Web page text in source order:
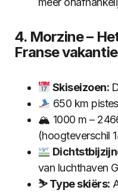
4. Morzine –
Franse
Skiseizoen:
650 km
🏔 1000 m –
(hoogteverschil
van luchthaven
⛷ Type skiërs: